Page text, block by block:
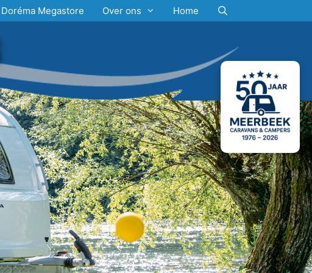
Doréma Megastore Over ons Home